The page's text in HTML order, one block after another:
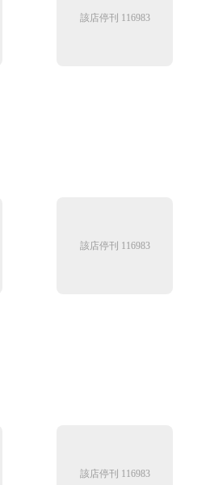
該店停刊 116983
該店停刊 116983
該店停刊 116983